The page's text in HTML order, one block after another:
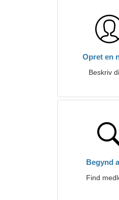
Opret en
Beskriv
Begynd
Find